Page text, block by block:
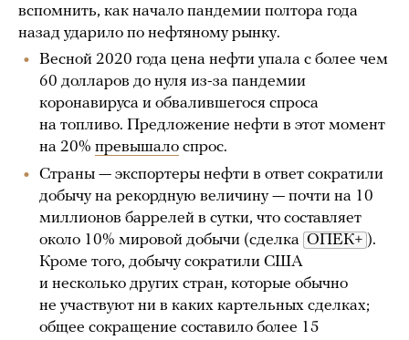
вспомнить, как начало пандемии полтора года
назад ударило по нефтяному рынку.
Весной 2020 года цена нефти упала с более чем
60 долларов до нуля из-за пандемии
коронавируса и обвалившегося спроса
на топливо. Предложение нефти в этот момент
на 20% превышало спрос.
Страны — экспортеры нефти в ответ сократили
добычу на рекордную величину — почти на 10
миллионов баррелей в сутки, что составляет
около 10% мировой добычи (сделка ОПЕК+ ).
Кроме того, добычу сократили США
и несколько других стран, которые обычно
не участвуют ни в каких картельных сделках;
общее сокращение составило более 15